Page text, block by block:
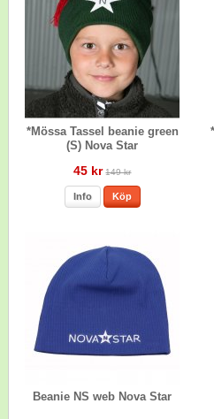
*Mössa Tassel beanie green
(S) Nova Star
45 kr 149 kr
Info Köp
Beanie NS web Nova Star